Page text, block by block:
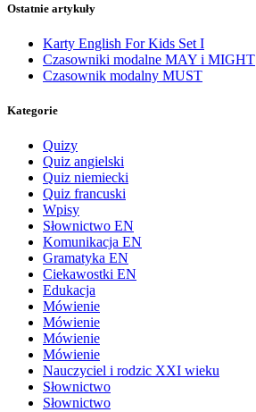
Ostatnie artykuły
Karty English For Kids Set I
Czasowniki modalne MAY i MIGHT
Czasownik modalny MUST
Kategorie
Quizy
Quiz angielski
Quiz niemiecki
Quiz francuski
Wpisy
Słownictwo EN
Komunikacja EN
Gramatyka EN
Ciekawostki EN
Edukacja
Mówienie
Mówienie
Mówienie
Mówienie
Nauczyciel i rodzic XXI wieku
Słownictwo
Słownictwo